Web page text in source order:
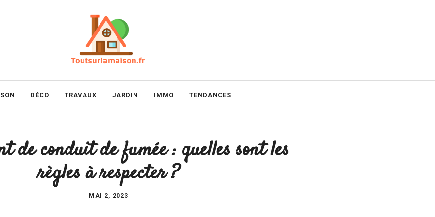
DÉCO TRAVAUX JARDIN IMMO TENDANCES
de conduit de fumée : quelles sont les
règles à respecter ?
MAI 2, 2023